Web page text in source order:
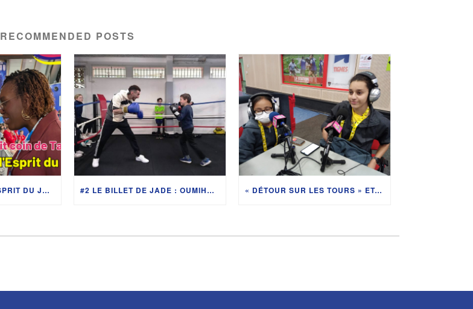
RECOMMENDED POSTS
ÉMILIE ANDÉOL, L’ESPRIT DU JUDO – UN P’TIT COIN DE TATAMI #1 #2 LE BILLET DE JADE : OUMIHA FACE AUX PITCHOUNES « DÉTOUR SUR LES TOURS » ETAPE 9 – BEN O’CONNOR ASSURE À TIGNES